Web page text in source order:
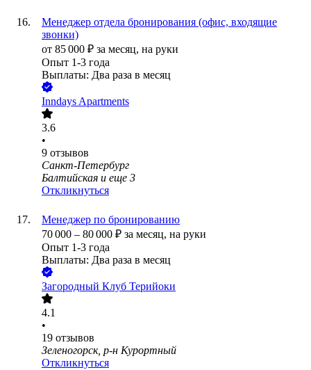
Менеджер отдела бронирования (офис, входящие
звонки)
от 85 000 ₽ за месяц, на руки
Опыт 1-3 года
Выплаты: Два раза в месяц
Inndays Apartments
3.6
•
9 отзывов
Санкт-Петербург
Балтийская и еще 3
Откликнуться
Менеджер по бронированию
70 000 – 80 000 ₽ за месяц, на руки
Опыт 1-3 года
Выплаты: Два раза в месяц
Загородный Клуб Терийоки
4.1
•
19 отзывов
Зеленогорск, р-н Курортный
Откликнуться